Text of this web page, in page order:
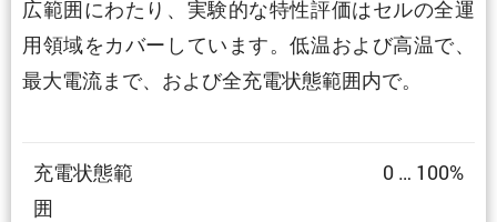
広範囲にわたり、実験的な特性評価はセルの全運
用領域をカバーしています。低温および高温で、
最大電流まで、および全充電状態範囲内で。
充電状態範
囲
0 … 100%